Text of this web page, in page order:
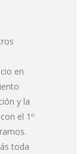
en
y la
el 1º
toda